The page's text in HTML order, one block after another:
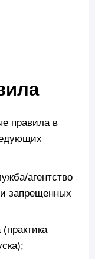
правила в
агентство
запрещенных